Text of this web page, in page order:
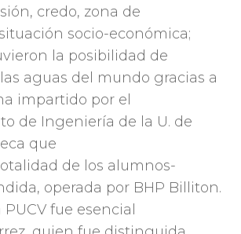
credo, zona de
socio-económica;
la posibilidad de
aguas del mundo gracias a
impartido por el
de Ingeniería de la U. de
que
de los alumnos-
operada por BHP Billiton.
fue esencial